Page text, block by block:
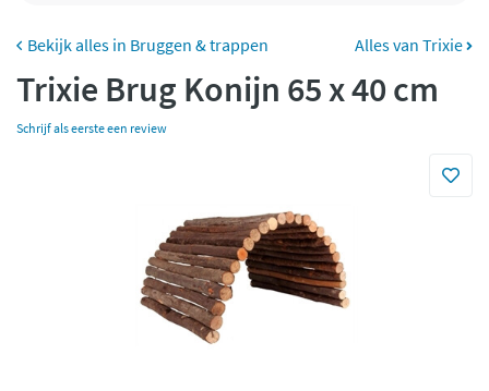
Bruggen & trappen Alles van Trixie
Trixie Brug Konijn 65 x 40 cm
Schrijf als eerste een review